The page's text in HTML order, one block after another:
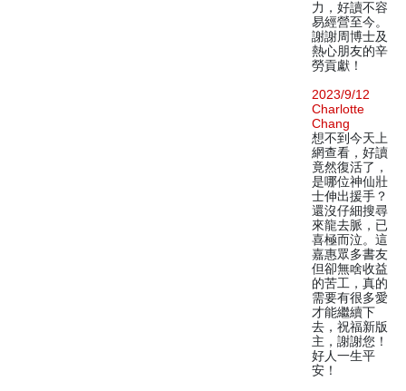
力，好讀不容
易經營至今。
謝謝周博士及
熱心朋友的辛
勞貢獻！
2023/9/12
Charlotte
Chang
想不到今天上
網查看，好讀
竟然復活了，
是哪位神仙壯
士伸出援手？
還沒仔細搜尋
來龍去脈，已
喜極而泣。這
嘉惠眾多書友
但卻無啥收益
的苦工，真的
需要有很多愛
才能繼續下
去，祝福新版
主，謝謝您！
好人一生平
安！